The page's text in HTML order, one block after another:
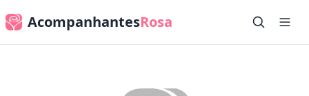
AcompanhantesRosa